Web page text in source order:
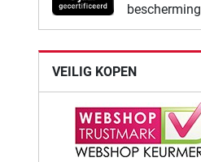
bescherming
VEILIG KOPEN